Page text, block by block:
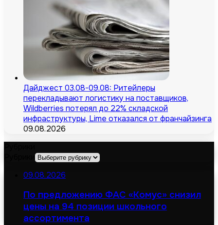
Дайджест 03.08-09.08: Ритейлеры
перекладывают логистику на поставщиков,
Wildberries потерял до 22% складской
инфраструктуры, Lime отказался от франчайзинга
09.08.2026
09.08.2026
По предложению ФАС «Комус» снизил
цены на 94 позиции школьного
ассортимента